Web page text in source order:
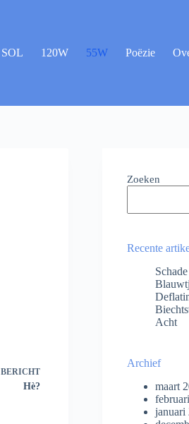
SOL 120W 55W Poëzie
BERICHT
Hè?
Zoeken
Recente
Schade
Acht
Archief
maart
januari